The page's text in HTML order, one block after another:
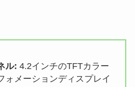
ル: 4.2インチのTFTカラー
ォメーションディスプレイ